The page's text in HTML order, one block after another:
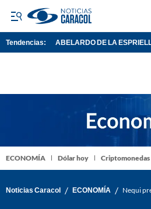
Tendencias: ABELARDO DE LA
ECONOMÍA Dólar hoy Criptomonedas
Noticias Caracol / ECONOMÍA / Nequi